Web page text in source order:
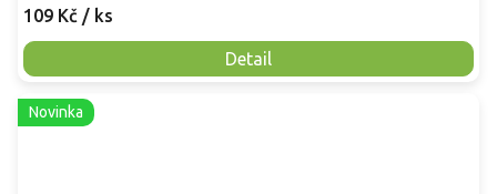
109 Kč / ks
Detail
Novinka